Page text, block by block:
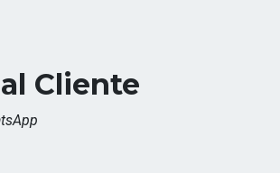
Cliente